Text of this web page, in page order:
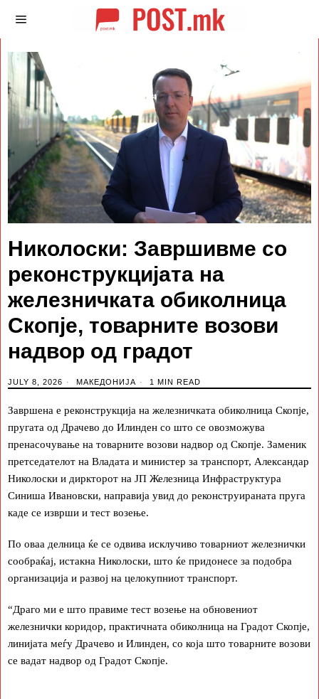
Николоски: Завршивме со
реконструкцијата на
железничката обиколница
Скопје, товарните возови
надвор од градот
JULY 8, 2026 МАКЕДОНИЈА 1 MIN READ
Завршена е реконструкција на железничката обиколница Скопје,
пругата од Драчево до Илинден со што се овозможува
пренасочување на товарните возови надвор од Скопје. Заменик
претседателот на Владата и министер за транспорт, Александар
Николоски и диркторот на ЈП Железница Инфраструктура
Синиша Ивановски, направија увид до реконструираната пруга
каде се изврши и тест возење.
По оваа делница ќе се одвива исклучиво товарниот железнички
сообраќај, истакна Николоски, што ќе придонесе за подобра
организација и развој на целокупниот транспорт.
“Драго ми е што правиме тест возење на обновениот
железнички коридор, практичната обиколница на Грaдот Скопје,
линијата меѓу Дрaчево и Илинден, со која што товарните возови
се вадат надвор од Градот Скопје.